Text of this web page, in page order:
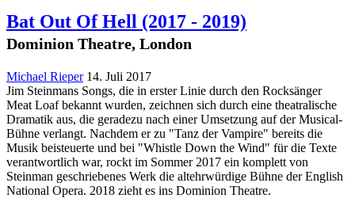
Bat Out Of Hell (2017 - 2019)
Dominion Theatre, London
Michael Rieper 14. Juli 2017
Jim Steinmans Songs, die in erster Linie durch den Rocksänger
Meat Loaf bekannt wurden, zeichnen sich durch eine theatralische
Dramatik aus, die geradezu nach einer Umsetzung auf der Musical-
Bühne verlangt. Nachdem er zu "Tanz der Vampire" bereits die
Musik beisteuerte und bei "Whistle Down the Wind" für die Texte
verantwortlich war, rockt im Sommer 2017 ein komplett von
Steinman geschriebenes Werk die altehrwürdige Bühne der English
National Opera. 2018 zieht es ins Dominion Theatre.